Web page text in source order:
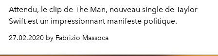
Attendu, le clip de The Man, nouveau single de Taylor
Swift est un impressionnant manifeste politique.
27.02.2020 by Fabrizio Massoca